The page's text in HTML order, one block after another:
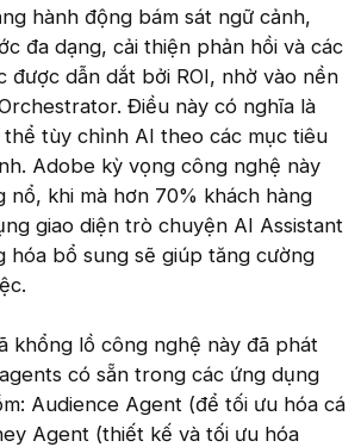
hành động bám sát ngữ cảnh,
đa dạng, cải thiện phản hồi và các
được dẫn dắt bởi ROI, nhờ vào nền
Điều này có nghĩa là
tùy chỉnh AI theo các mục tiêu
Adobe kỳ vọng công nghệ này
nổ, khi mà hơn 70% khách hàng
giao diện trò chuyện AI Assistant
hóa bổ sung sẽ giúp tăng cường
khổng lồ công nghệ này đã phát
có sẵn trong các ứng dụng
Audience Agent (để tối ưu hóa cá
Agent (thiết kế và tối ưu hóa